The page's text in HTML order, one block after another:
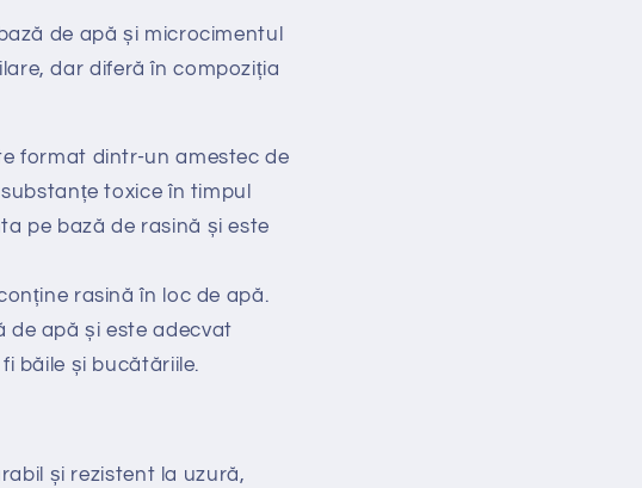
de apă și microcimentul
dar diferă în compoziția
format dintr-un amestec de
toxice în timpul
pe bază de rasină și este
rasină în loc de apă.
de apă și este adecvat
băile și bucătăriile.
și rezistent la uzură,